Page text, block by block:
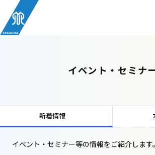
イベント・セミナ
新着情報
イベント・セミナー等の情報をご紹介します。